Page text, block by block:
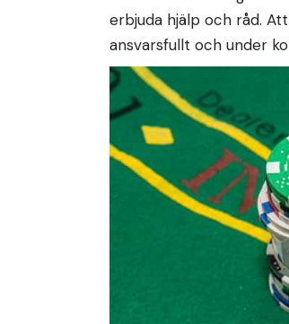
erbjuda hjälp och råd.
ansvarsfullt och under